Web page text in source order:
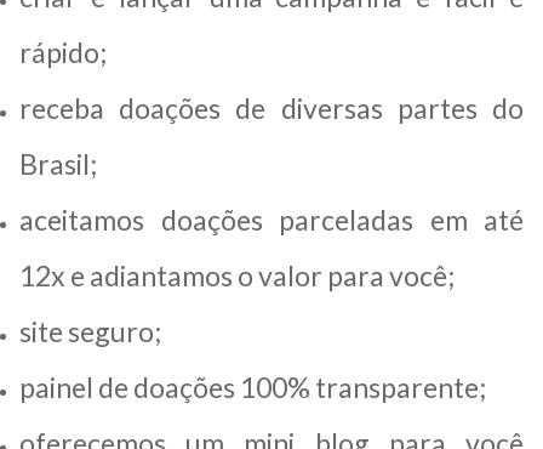
rápido;
receba doações de diversas partes do
Brasil;
aceitamos doações parceladas em até
12x e adiantamos o valor para você;
site seguro;
painel de doações 100% transparente;